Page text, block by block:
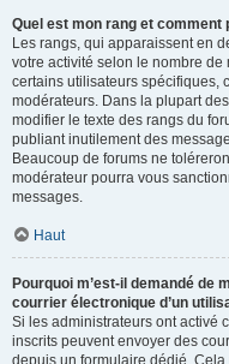
Quel est mon rang et comment
Les rangs, qui apparaissent en
votre activité selon le nombre
certains utilisateurs spécifiques,
modérateurs. Dans la plupart
modifier le texte des rangs du
publiant inutilement des
Beaucoup de forums ne
modérateur pourra vous
messages.
Haut
Pourquoi m’est-il demandé de
courrier électronique d’un
Si les administrateurs ont activé
inscrits peuvent envoyer des
depuis un formulaire dédié.